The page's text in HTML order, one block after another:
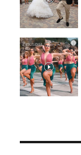
i